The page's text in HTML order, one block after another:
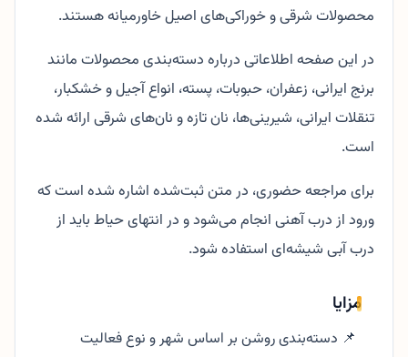
محصولات شرقی و خوراکی‌های اصیل خاورمیانه هستند.
در این صفحه اطلاعاتی درباره دسته‌بندی محصولات مانند
برنج ایرانی، زعفران، حبوبات، پسته، انواع آجیل و خشکبار،
تنقلات ایرانی، شیرینی‌ها، نان تازه و نان‌های شرقی ارائه شده
است.
برای مراجعه حضوری، در متن ثبت‌شده اشاره شده است که
ورود از درب آهنی انجام می‌شود و در انتهای حیاط باید از
درب آبی شیشه‌ای استفاده شود.
مزایا
📌 دسته‌بندی روشن بر اساس شهر و نوع فعالیت